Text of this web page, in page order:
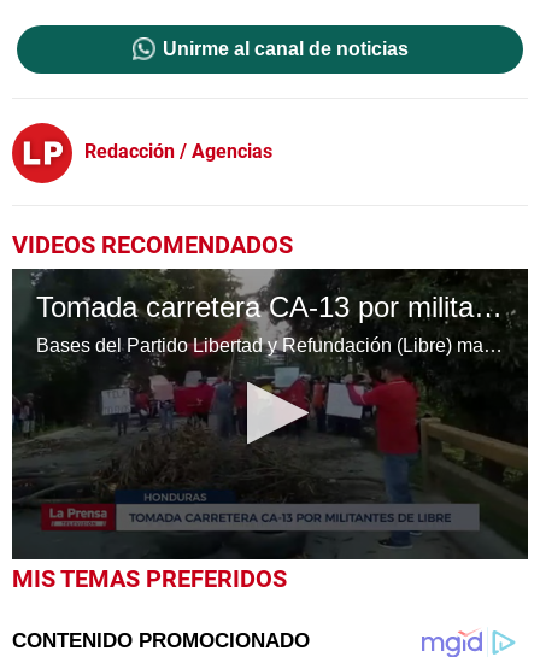
Unirme al canal de noticias
Redacción / Agencias
VIDEOS RECOMENDADOS
Tomada carretera CA-13 por militantes de Libre
Bases del Partido Libertad y Refundación (Libre) mantienen este jueves bloqueada la carretera CA-13 a la altura del puente sobre el río Highland Creek.
0
seconds
seconds
MIS TEMAS PREFERIDOS